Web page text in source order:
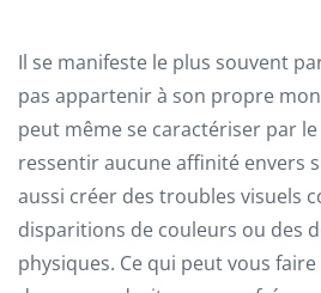
Il se manifeste le plus souvent
pas appartenir à son propre
peut même se caractériser par
ressentir aucune affinité envers
aussi créer des troubles visuels
disparitions de couleurs ou des
physiques. Ce qui peut vous